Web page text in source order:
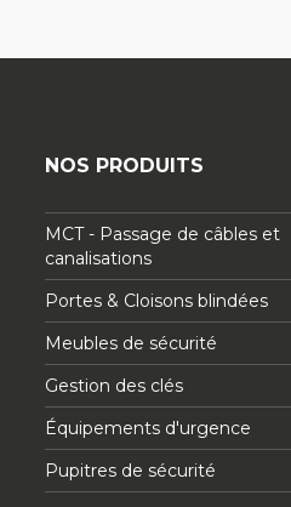
NOS PRODUITS
MCT - Passage de câbles et
canalisations
Portes & Cloisons blindées
Meubles de sécurité
Gestion des clés
Équipements d'urgence
Pupitres de sécurité